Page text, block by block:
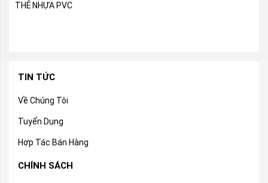
THẺ NHỰA PVC
TIN TỨC
Về Chúng Tôi
Tuyển Dụng
Hợp Tác Bán Hàng
CHÍNH SÁCH